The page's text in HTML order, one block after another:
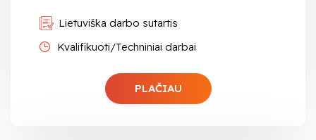
Lietuviška darbo sutartis
Kvalifikuoti/Techniniai darbai
PLAČIAU